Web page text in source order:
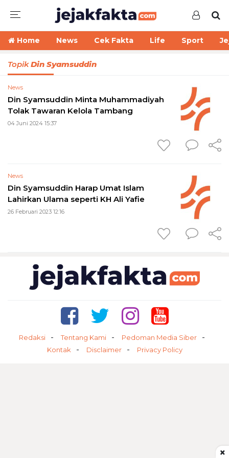
Home News Cek Fakta Life Sport
TopikDin Syamsuddin
News
Din Syamsuddin Minta Muhammadiyah
Tolak Tawaran Kelola Tambang
04 Juni 2024 15:37
News
Din Syamsuddin Harap Umat Islam
Lahirkan Ulama seperti KH Ali Yafie
26 Februari 2023 12:16
Redaksi Tentang Kami
Pedoman Media Siber
Kontak
Disclaimer Privacy Policy
×